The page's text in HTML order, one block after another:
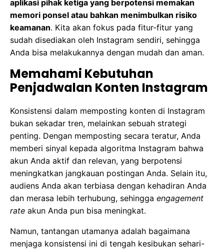
aplikasi pihak ketiga yang berpotensi memakan
memori ponsel atau bahkan menimbulkan risiko
keamanan. Kita akan fokus pada fitur-fitur yang
sudah disediakan oleh Instagram sendiri, sehingga
Anda bisa melakukannya dengan mudah dan aman.
Memahami Kebutuhan
Penjadwalan Konten Instagram
Konsistensi dalam memposting konten di Instagram
bukan sekadar tren, melainkan sebuah strategi
penting. Dengan memposting secara teratur, Anda
memberi sinyal kepada algoritma Instagram bahwa
akun Anda aktif dan relevan, yang berpotensi
meningkatkan jangkauan postingan Anda. Selain itu,
audiens Anda akan terbiasa dengan kehadiran Anda
dan merasa lebih terhubung, sehingga engagement
rate akun Anda pun bisa meningkat.
Namun, tantangan utamanya adalah bagaimana
menjaga konsistensi ini di tengah kesibukan sehari-